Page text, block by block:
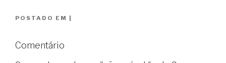
POSTADO EM
Comentário